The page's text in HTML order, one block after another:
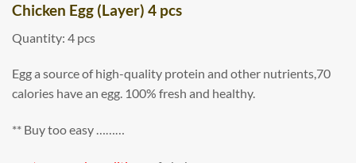
Chicken Egg (Layer) 4 pcs
Quantity: 4 pcs
Egg a source of high-quality protein and other nutrients,70
calories have an egg. 100% fresh and healthy.
** Buy too easy ………